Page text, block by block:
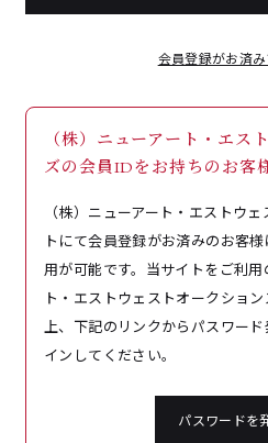
会員登録がお済
（株）ニューアート・エス
ズの会員IDをお持ちのお客
（株）ニューアート・エストウ
トにて会員登録がお済みのお客
用が可能です。当サイトをご利
ト・エストウェストオークショ
上、下記のリンクからパスワー
インしてください。
パスワードを